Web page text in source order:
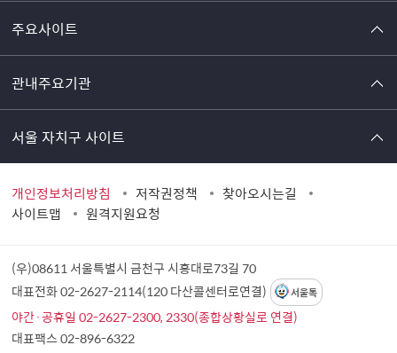
주요사이트
관내주요기관
서울 자치구 사이트
개인정보처리방침 저작권정책
찾아오시는길
사이트맵
원격지원요청
(우)08611 서울특별시 금천구 시흥대로73길 70
대표전화 02-2627-2114(120 다산콜센터로연결)
서울톡
야간·공휴일 02-2627-2300, 2330(종합상황실로 연결)
대표팩스 02-896-6322